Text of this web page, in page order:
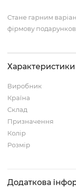
Стане гарним
фірмову
Характеристики
Виробник
Країна
Склад
Призначення
Колір
Розмір
Додаткова